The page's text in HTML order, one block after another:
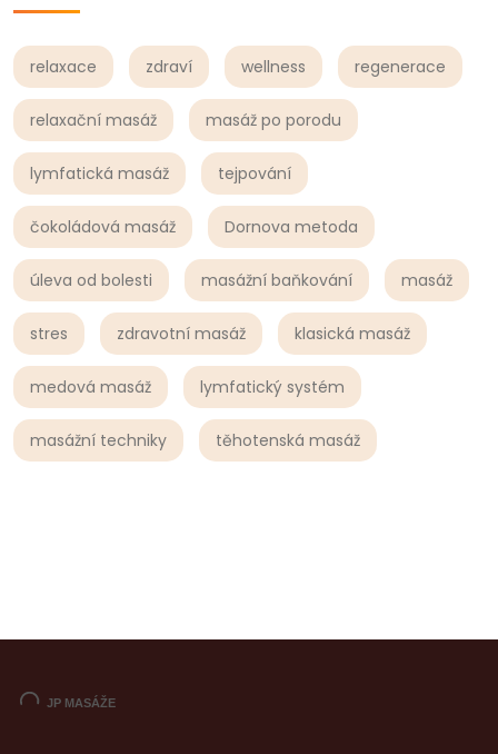
relaxace zdraví wellness regenerace
relaxační masáž masáž po porodu
lymfatická masáž tejpování
čokoládová masáž Dornova metoda
úleva od bolesti masážní baňkování masáž
stres zdravotní masáž klasická masáž
medová masáž lymfatický systém
masážní techniky těhotenská masáž